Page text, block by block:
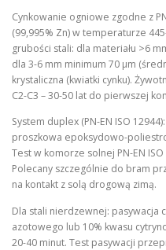
Cynkowanie ogniowe zgodne z
(99,995% Zn) w temperaturze
grubości stali: dla materiału >6
dla 3-6 mm minimum 70 µm
krystaliczna (kwiatki cynku).
C2-C3 – 30-50 lat do pierwszej
System duplex (PN-EN ISO
proszkowa epoksydowo-
Test w komorze solnej PN-EN
Polecany szczególnie do bram
na kontakt z solą drogową zimą.
Dla stali nierdzewnej: pasywacja
azotowego lub 10% kwasu
20-40 minut. Test pasywacji